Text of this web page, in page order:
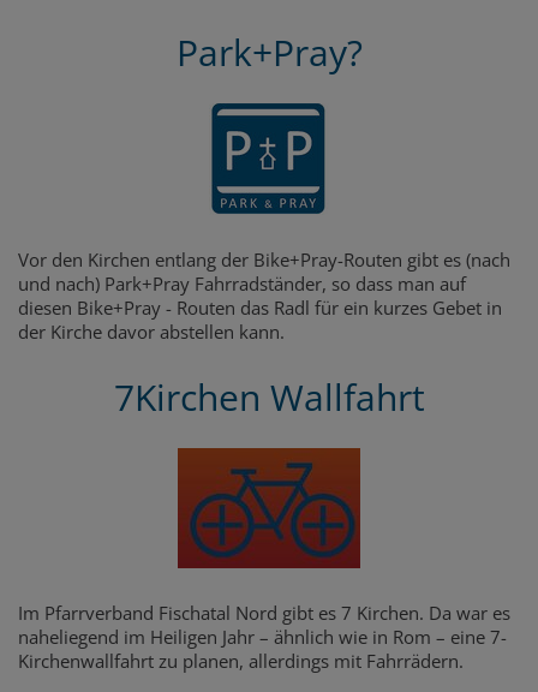
Park+Pray?
Vor den Kirchen entlang der Bike+Pray-Routen gibt es (nach
und nach) Park+Pray Fahrradständer, so dass man auf
diesen Bike+Pray - Routen das Radl für ein kurzes Gebet in
der Kirche davor abstellen kann.
7Kirchen Wallfahrt
Im Pfarrverband Fischatal Nord gibt es 7 Kirchen. Da war es
naheliegend im Heiligen Jahr – ähnlich wie in Rom – eine 7-
Kirchenwallfahrt zu planen, allerdings mit Fahrrädern.